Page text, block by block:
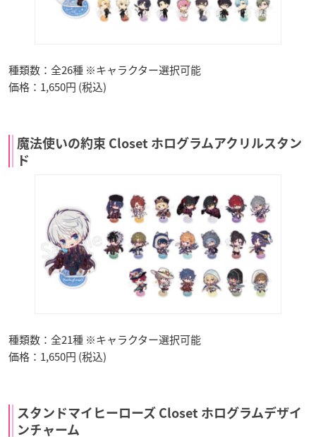
種類数：全26種 ※キャラクター選択可能
価格：1,650円 (税込)
魔法使いの約束 Closet ホログラムアクリルスタン
ド
種類数：全21種 ※キャラクター選択可能
価格：1,650円 (税込)
スタンドマイヒーローズ Closet ホログラムデザイ
ンチャーム